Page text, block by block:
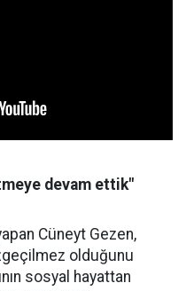
devam ettik"
Cüneyt Gezen,
olduğunu
sosyal hayattan